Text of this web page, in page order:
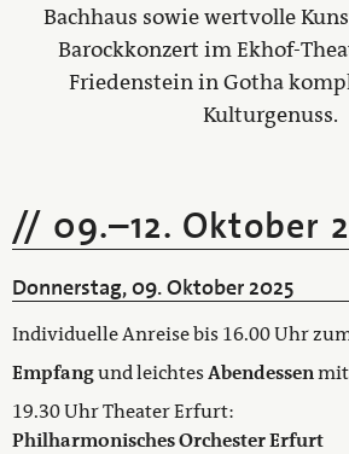
Bachhaus sowie wertvolle
Barockkonzert im Ekhof-
Friedenstein in Gotha
Kulturgenuss.
09.–12. Oktober
Donnerstag, 09. Oktober 2025
Individuelle Anreise bis 16.00 Uhr
Empfangund leichtesAbendessen
19.30 Uhr Theater Erfurt:
Philharmonisches Orchester Erfurt